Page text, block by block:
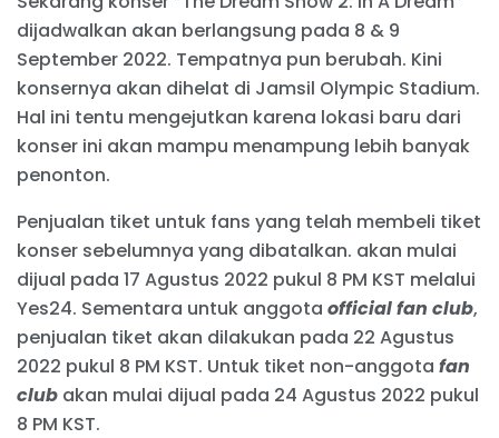
dijadwalkan akan berlangsung pada 8 & 9
September 2022. Tempatnya pun berubah. Kini
konsernya akan dihelat di Jamsil Olympic Stadium.
Hal ini tentu mengejutkan karena lokasi baru dari
konser ini akan mampu menampung lebih banyak
penonton.
Penjualan tiket untuk fans yang telah membeli tiket
konser sebelumnya yang dibatalkan. akan mulai
dijual pada 17 Agustus 2022 pukul 8 PM KST melalui
Yes24. Sementara untuk anggota official fan club,
penjualan tiket akan dilakukan pada 22 Agustus
2022 pukul 8 PM KST. Untuk tiket non-anggota fan
club akan mulai dijual pada 24 Agustus 2022 pukul
8 PM KST.